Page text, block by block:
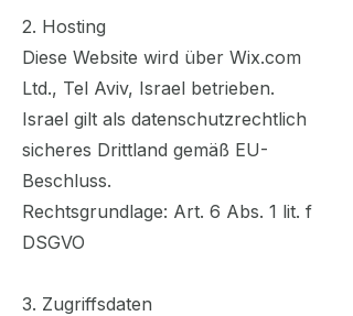
2. Hosting
Diese Website wird über Wix.com
Ltd., Tel Aviv, Israel betrieben.
Israel gilt als datenschutzrechtlich
sicheres Drittland gemäß EU-
Beschluss.
Rechtsgrundlage: Art. 6 Abs. 1 lit. f
DSGVO
3. Zugriffsdaten